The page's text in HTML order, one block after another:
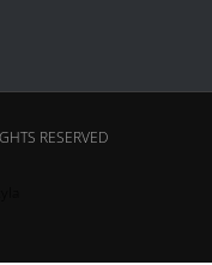
RESERVED